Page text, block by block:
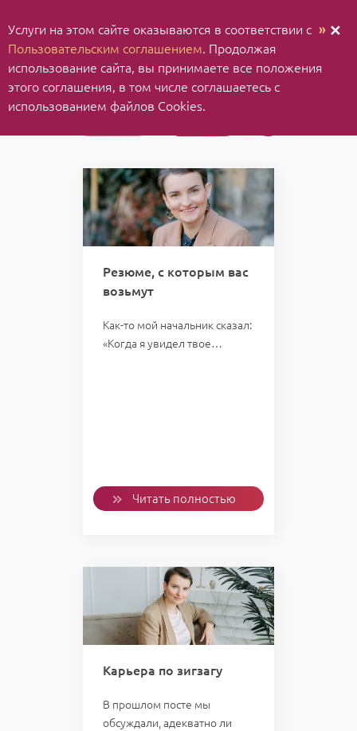
Резюме, с которым вас
возьмут
Как-то мой начальник сказал:
«Когда я увидел твое…
Читать полностью
Карьера по зигзагу
В прошлом посте мы
обсуждали, адекватно ли
Услуги на этом сайте оказываются в соответствии с »
Пользовательским соглашением. Продолжая
использование cайта, вы принимаете все положения
этого соглашения, в том числе соглашаетесь с
использованием файлов Cookies.
✕